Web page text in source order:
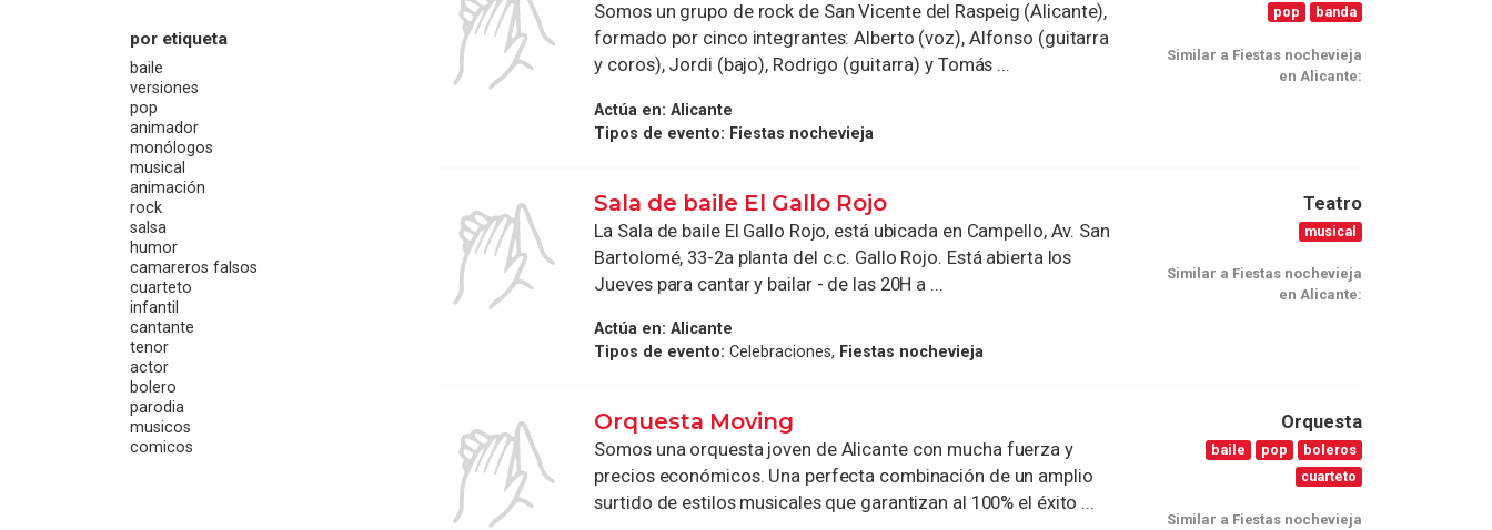
por etiqueta
baile
versiones
pop
animador
monólogos
musical
animación
rock
salsa
humor
camareros falsos
cuarteto
infantil
cantante
tenor
actor
bolero
parodia
musicos
comicos
Somos un grupo de rock de San Vicente del Raspeig (Alicante),
formado por cinco integrantes: Alberto (voz), Alfonso (guitarra
y coros), Jordi (bajo), Rodrigo (guitarra) y Tomás ...
Actúa en: Alicante
Tipos de evento: Fiestas nochevieja
pop banda
Similar a Fiestas nochevieja
en Alicante:
Sala de baile El Gallo Rojo
La Sala de baile El Gallo Rojo, está ubicada en Campello, Av. San
Bartolomé, 33-2a planta del c.c. Gallo Rojo. Está abierta los
Jueves para cantar y bailar - de las 20H a ...
Actúa en: Alicante
Tipos de evento: Celebraciones, Fiestas nochevieja
Teatro
musical
Similar a Fiestas nochevieja
en Alicante:
Orquesta Moving
Somos una orquesta joven de Alicante con mucha fuerza y
precios económicos. Una perfecta combinación de un amplio
surtido de estilos musicales que garantizan al 100% el éxito ...
Orquesta
baile pop
boleros
cuarteto
Similar a Fiestas nochevieja